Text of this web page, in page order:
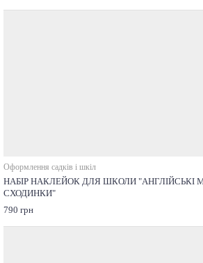
Оформлення садків і шкіл
НАБІР НАКЛЕЙОК ДЛЯ ШКОЛИ "АНГЛІЙСЬКІ
СХОДИНКИ"
790 грн